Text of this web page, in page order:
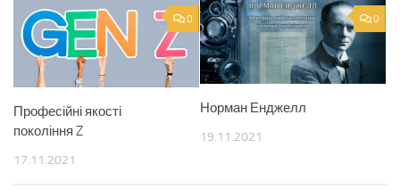
0
Професійні якості
покоління Z
17.11.2021
0
Норман Енджелл
19.11.2021